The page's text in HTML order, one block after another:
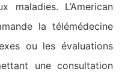
maladies. L’American
la télémédecine
ou les évaluations
une consultation